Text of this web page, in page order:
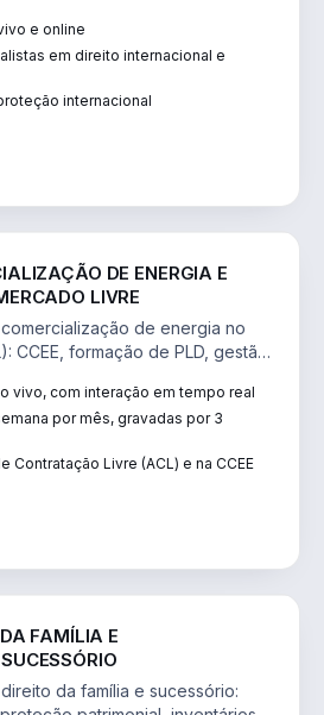
e online
em direito internacional e
internacional
DE ENERGIA E
LIVRE
de energia no
CCEE, formação de PLD, gestão
vivo, com interação em tempo real
por mês, gravadas por 3
Contratação Livre (ACL) e na CCEE
FAMÍLIA E
da família e sucessório: